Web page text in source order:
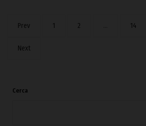
Prev 1 2 14
Next
Cerca